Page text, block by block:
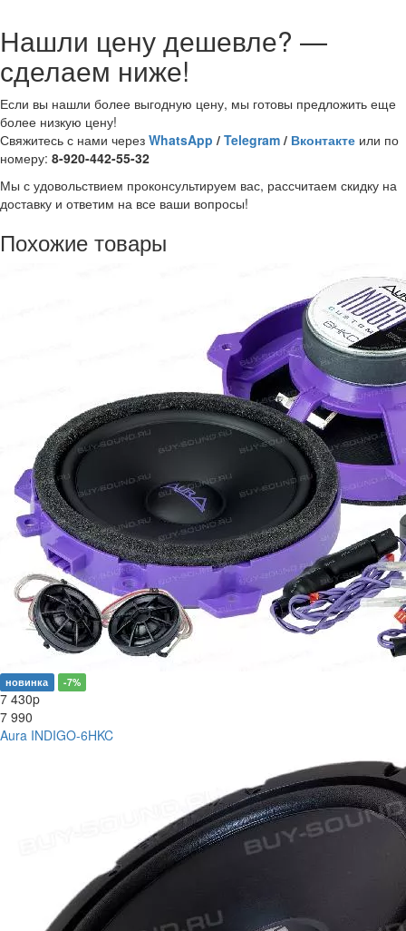
Нашли цену дешевле? —
сделаем ниже!
Если вы нашли более выгодную цену, мы готовы предложить еще
более низкую цену!
Свяжитесь с нами через WhatsApp / Telegram / Вконтакте или по
номеру: 8-920-442-55-32
Мы с удовольствием проконсультируем вас, рассчитаем скидку на
доставку и ответим на все ваши вопросы!
Похожие товары
новинка -7%
7 430p
7 990
Aura INDIGO-6HKC